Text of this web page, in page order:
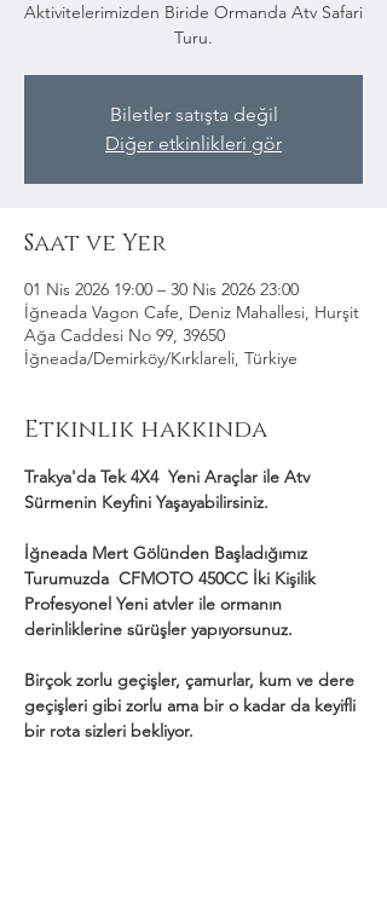
Aktivitelerimizden Biride Ormanda Atv Safari
Turu.
Biletler satışta değil
Diğer etkinlikleri gör
Saat ve Yer
01 Nis 2026 19:00 – 30 Nis 2026 23:00
İğneada Vagon Cafe, Deniz Mahallesi, Hurşit
Ağa Caddesi No 99, 39650
İğneada/Demirköy/Kırklareli, Türkiye
Etkinlik hakkında
Trakya'da Tek 4X4  Yeni Araçlar ile Atv
Sürmenin Keyfini Yaşayabilirsiniz.
İğneada Mert Gölünden Başladığımız
Turumuzda  CFMOTO 450CC İki Kişilik
Profesyonel Yeni atvler ile ormanın
derinliklerine sürüşler yapıyorsunuz.
Birçok zorlu geçişler, çamurlar, kum ve dere
geçişleri gibi zorlu ama bir o kadar da keyifli
bir rota sizleri bekliyor.